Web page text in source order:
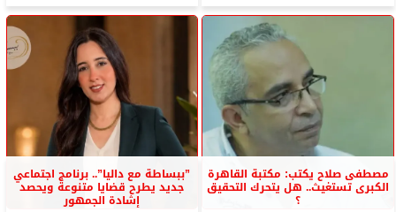
مصطفى صلاح يكتب: مكتبة القاهرة
الكبرى تستغيث.. هل يتحرك التحقيق
؟
”ببساطة مع داليا”.. برنامج اجتماعي
جديد يطرح قضايا متنوعة ويحصد
إشادة الجمهور